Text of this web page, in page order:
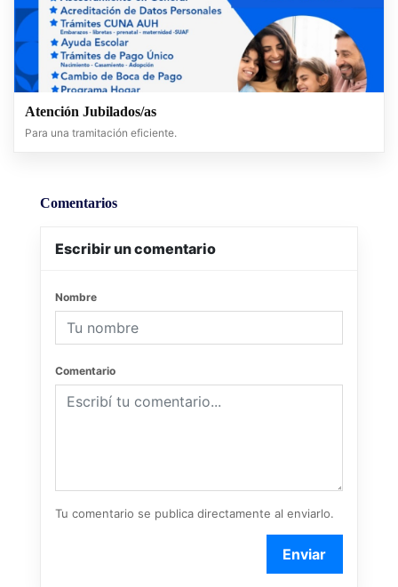
Atención Jubilados/as
Para una tramitación eficiente.
Comentarios
Escribir un comentario
Nombre
Comentario
Tu comentario se publica directamente al enviarlo.
Enviar